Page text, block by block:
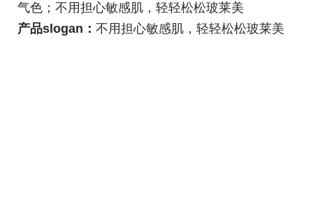
气色；不用担心敏感肌，轻轻松松玻莱美
产品slogan： 不用担心敏感肌，轻轻松松玻莱美